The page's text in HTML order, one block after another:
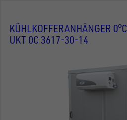
KÜHLKOFFERANHÄNGER 0°C
UKT 0C 3617-30-14